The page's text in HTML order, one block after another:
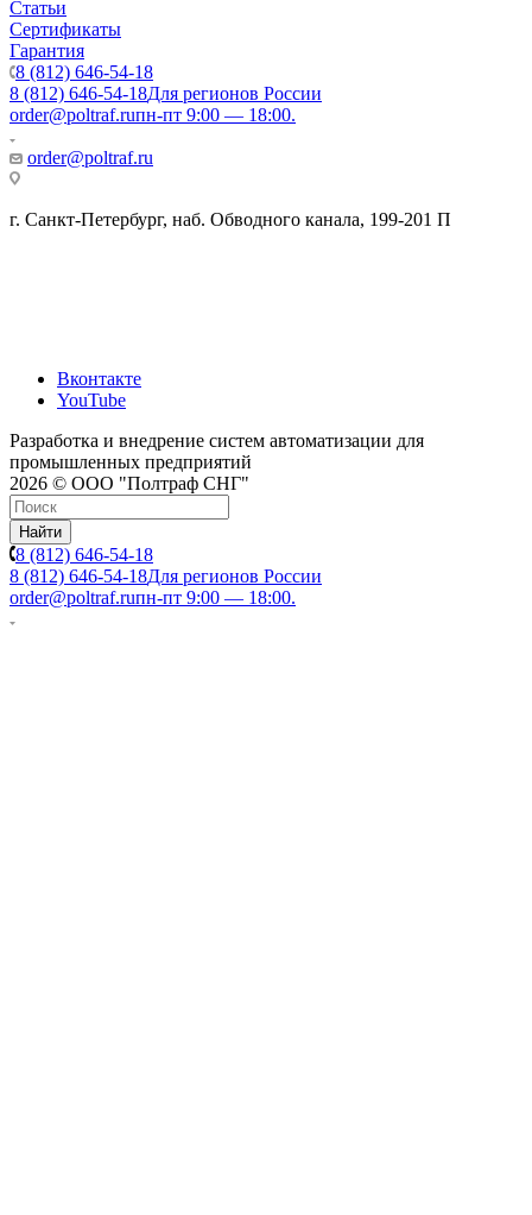
Статьи
Сертификаты
Гарантия
8 (812) 646-54-18
8 (812) 646-54-18Для регионов России
order@poltraf.ruпн-пт 9:00 — 18:00.
order@poltraf.ru
г. Санкт-Петербург, наб. Обводного канала, 199-201 П
Вконтакте
YouTube
Разработка и внедрение систем автоматизации для
промышленных предприятий
2026 © ООО "Полтраф СНГ"
Найти
8 (812) 646-54-18
8 (812) 646-54-18Для регионов России
order@poltraf.ruпн-пт 9:00 — 18:00.